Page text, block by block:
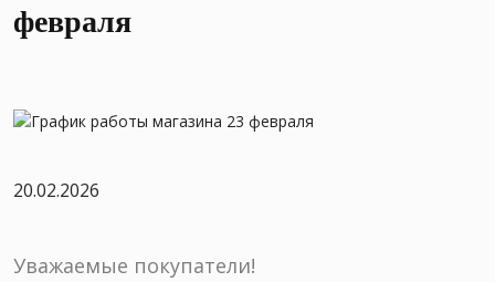
февраля
20.02.2026
Уважаемые покупатели!